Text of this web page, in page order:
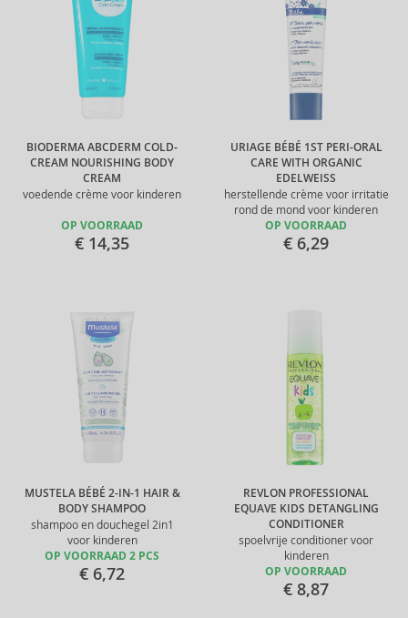
BIODERMA ABCDERM COLD-
CREAM NOURISHING BODY
CREAM
voedende crème voor kinderen
OP VOORRAAD
€ 14,35
URIAGE BÉBÉ 1ST PERI-ORAL
CARE WITH ORGANIC
EDELWEISS
herstellende crème voor irritatie
rond de mond voor kinderen
OP VOORRAAD
€ 6,29
MUSTELA BÉBÉ 2-IN-1 HAIR &
BODY SHAMPOO
shampoo en douchegel 2in1
voor kinderen
OP VOORRAAD 2 PCS
€ 6,72
REVLON PROFESSIONAL
EQUAVE KIDS DETANGLING
CONDITIONER
spoelvrije conditioner voor
kinderen
OP VOORRAAD
€ 8,87